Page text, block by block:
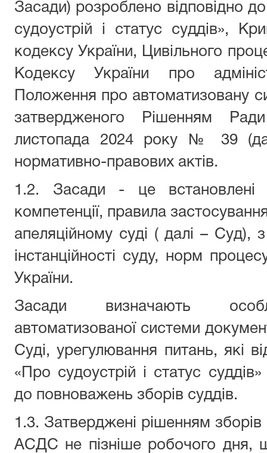
Засади) розроблено відповідно
судоустрій і статус суддів»,
кодексу України, Цивільного
Кодексу України про
Положення про автоматизовану
затвердженого Рішенням
листопада 2024 року № 39
нормативно-правових актів.
1.2. Засади - це
компетенції, правила
апеляційному суді ( далі – Суд),
інстанційності суду, норм
України.
Засади визначають
автоматизованої системи
Суді, урегулювання питань, які
«Про судоустрій і статус
до повноважень зборів суддів.
1.3. Затверджені рішенням
АСДС не пізніше робочого дня,